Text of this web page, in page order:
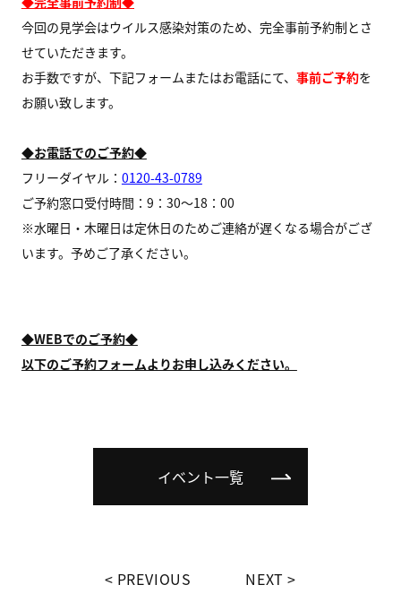
今回の見学会はウイルス感染対策のため、完全事前予約制とさ
せていただきます。
お手数ですが、下記フォームまたはお電話にて、 事前ご予約を
お願い致します。
◆お電話でのご予約◆
フリーダイヤル： 0120-43-0789
ご予約窓口受付時間：9：30～18：00
※水曜日・木曜日は定休日のためご連絡が遅くなる場合がござ
います。予めご了承ください。
◆WEBでのご予約◆
以下のご予約フォームよりお申し込みください。
イベント一覧
PREVIOUS NEXT